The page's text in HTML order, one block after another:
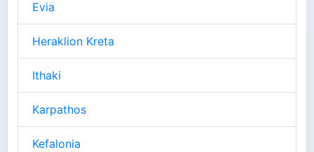
Evia
Heraklion Kreta
Ithaki
Karpathos
Kefalonia